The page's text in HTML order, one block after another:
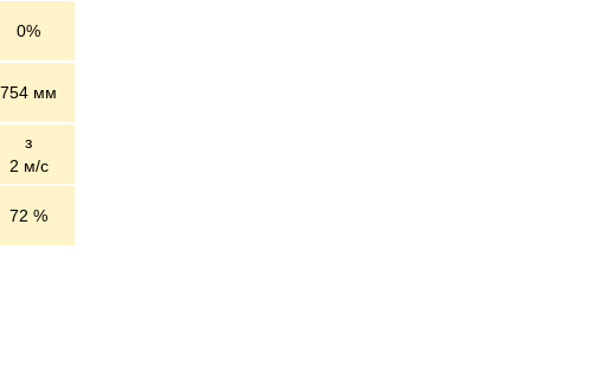
0%
754 мм
з
2 м/c
72 %